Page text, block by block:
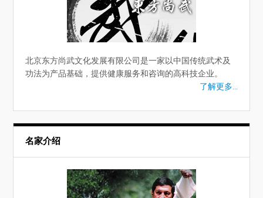
北京东方尚武文化发展有限公司是一家以中国传统武术及
功法为产品基础，提供健康服务和咨询的高科技企业。
了解更多...
名家介绍